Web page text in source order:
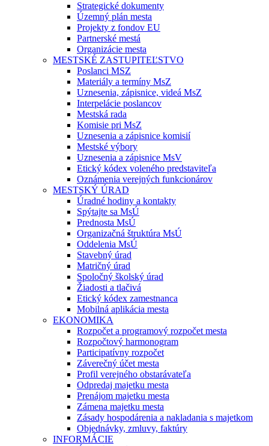
Strategické dokumenty
Územný plán mesta
Projekty z fondov EU
Partnerské mestá
Organizácie mesta
MESTSKÉ ZASTUPITEĽSTVO
Poslanci MSZ
Materiály a termíny MsZ
Uznesenia, zápisnice, videá MsZ
Interpelácie poslancov
Mestská rada
Komisie pri MsZ
Uznesenia a zápisnice komisií
Mestské výbory
Uznesenia a zápisnice MsV
Etický kódex voleného predstaviteľa
Oznámenia verejných funkcionárov
MESTSKÝ ÚRAD
Úradné hodiny a kontakty
Spýtajte sa MsÚ
Prednosta MsÚ
Organizačná štruktúra MsÚ
Oddelenia MsÚ
Stavebný úrad
Matričný úrad
Spoločný školský úrad
Žiadosti a tlačivá
Etický kódex zamestnanca
Mobilná aplikácia mesta
EKONOMIKA
Rozpočet a programový rozpočet mesta
Rozpočtový harmonogram
Participatívny rozpočet
Záverečný účet mesta
Profil verejného obstarávateľa
Odpredaj majetku mesta
Prenájom majetku mesta
Zámena majetku mesta
Zásady hospodárenia a nakladania s majetkom
Objednávky, zmluvy, faktúry
INFORMÁCIE